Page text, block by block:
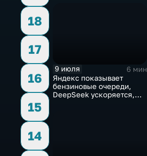
18
17
16
15
14
9 июля
6 мин
Яндекс показывает
бензиновые очереди,
DeepSeek ускоряется,